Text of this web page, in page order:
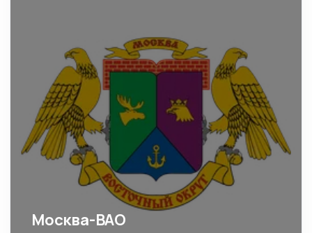
Москва-ВАО